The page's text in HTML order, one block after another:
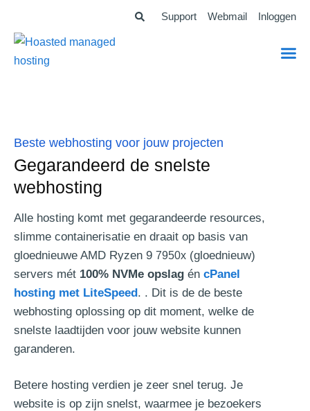
inhoud
Support Webmail Inloggen
Beste webhosting voor jouw projecten
Gegarandeerd de snelste
webhosting
Alle hosting komt met gegarandeerde resources,
slimme containerisatie en draait op basis van
gloednieuwe AMD Ryzen 9 7950x (gloednieuw)
servers mét 100% NVMe opslag én cPanel
hosting met LiteSpeed. . Dit is de de beste
webhosting oplossing op dit moment, welke de
snelste laadtijden voor jouw website kunnen
garanderen.
Betere hosting verdien je zeer snel terug. Je
website is op zijn snelst, waarmee je bezoekers